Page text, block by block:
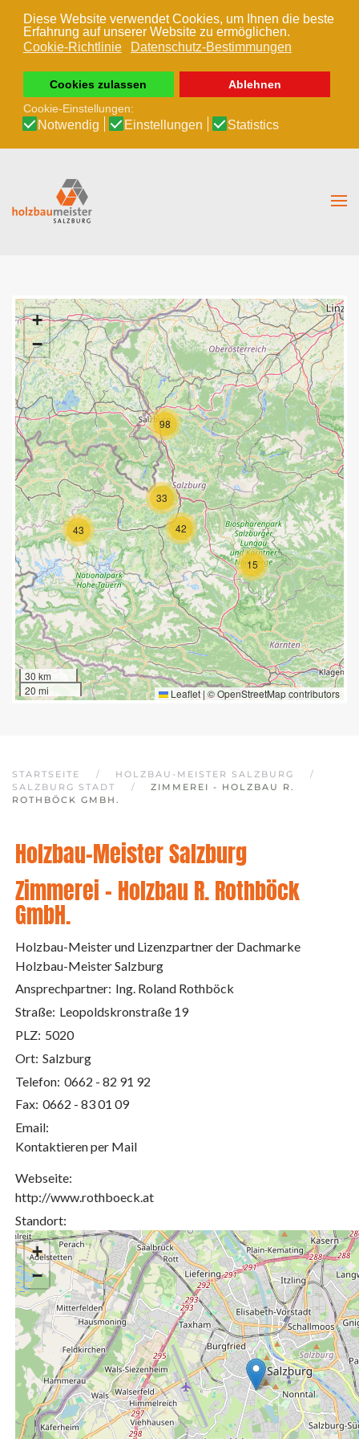
Diese Website verwendet Cookies, um Ihnen die beste
Erfahrung auf unserer Website zu ermöglichen.
Cookie-Richtlinie
Datenschutz-Bestimmungen
Cookies zulassen
Ablehnen
Cookie-Einstellungen:
Notwendig Einstellungen Statistics
Zum Hauptinhalt springen
15
33
42
43
98
+
−
30 km
20 mi
Leaflet | ©OpenStreetMapcontributors
STARTSEITE
HOLZBAU-MEISTER SALZBURG
SALZBURG STADT
ZIMMEREI - HOLZBAU R.
ROTHBÖCK GMBH.
Holzbau-Meister Salzburg
Zimmerei - Holzbau R. Rothböck
GmbH.
Holzbau-Meister und Lizenzpartner der Dachmarke
Holzbau-Meister Salzburg
Ansprechpartner: Ing. Roland Rothböck
Straße: Leopoldskronstraße 19
PLZ: 5020
Ort: Salzburg
Telefon: 0662 - 82 91 92
Fax: 0662 - 83 01 09
Email:
Kontaktieren per Mail
Webseite:
http://www.rothboeck.at
Standort:
+
−